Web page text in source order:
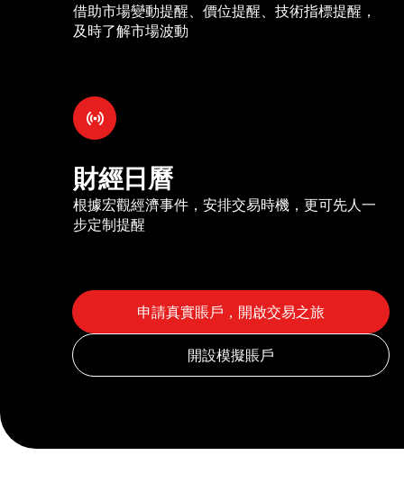
借助市場變動提醒、價位提醒、技術指標提醒，
及時了解市場波動
財經日曆
根據宏觀經濟事件，安排交易時機，更可先人一
步定制提醒